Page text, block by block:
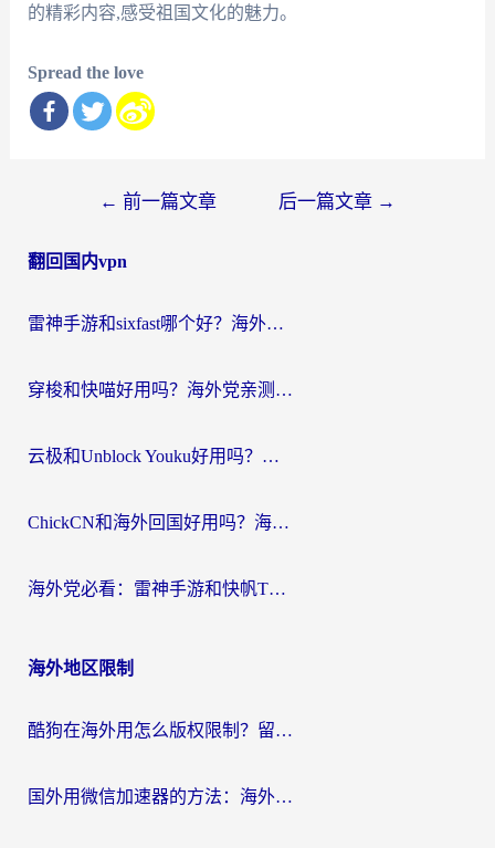
的精彩内容,感受祖国文化的魅力。
Spread the love
导
← 前一篇文章 后一篇文章 →
翻回国内vpn
雷神手游和sixfast哪个好？海外党亲测3款回国加速器，教你选对不踩坑
穿梭和快喵好用吗？海外党亲测：小众加速器对比+番茄加速器深度体验
云极和Unblock Youku好用吗？海外党亲测+2026回国加速器避坑指南
ChickCN和海外回国好用吗？海外党2026亲测：从手游到影音，选对加速器的3个关键
海外党必看：雷神手游和快帆TV版好用吗？3步选对回国加速器不踩坑
海外地区限制
酷狗在海外用怎么版权限制？留学生亲测：3步解决听国内音乐难题
国外用微信加速器的方法：海外党无缝连接国内生活的实用指南